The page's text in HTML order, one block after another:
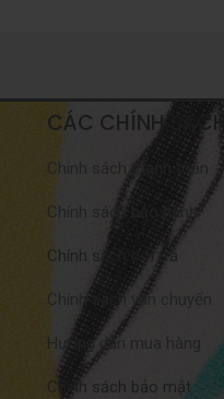
CÁC CHÍNH SÁCH
Chính sách thanh toán
Chính sách bảo hành
Chính sách đổi trả
Chính sách vận chuyển
Hướng dẫn mua hàng
Chính sách bảo mật